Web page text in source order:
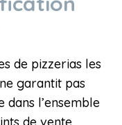
de pizzerias les
garantit pas
l’ensemble